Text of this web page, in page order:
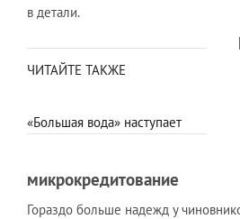
в детали.
ЧИТАЙТЕ ТАКЖЕ
«Большая вода» наступает
микрокредитование
Гораздо больше надежд у